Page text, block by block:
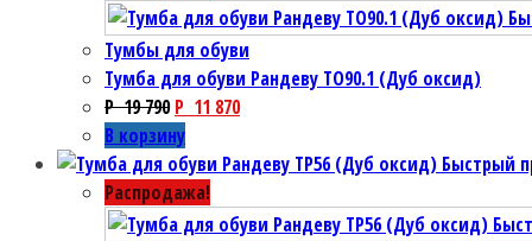
Тумбы для обуви
Тумба для обуви Рандеву TO90.1 (Дуб оксид)
P19 790 P 11 870
В корзину
Быстрый
Распродажа!